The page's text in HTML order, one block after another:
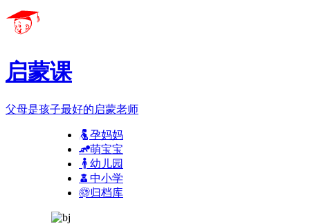
启蒙课
父母是孩子最好的启蒙老师
孕妈妈
萌宝宝
幼儿园
中小学
归档库